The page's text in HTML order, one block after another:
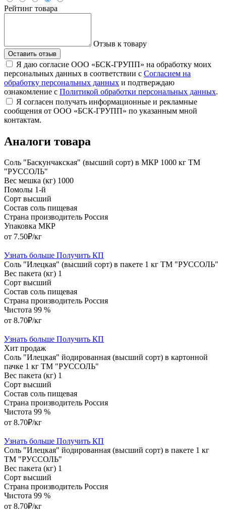
Рейтинг товара
Отзыв к товару
Оставить отзыв
Я даю согласие ООО «БСК-ГРУПП» на обработку моих
персональных данных в соответствии с Согласием на
обработку персональных данных и подтверждаю
ознакомление с Политикой обработки персональных данных.
Я согласен получать информационные и рекламные
сообщения от ООО «БСК-ГРУПП» по указанным мной
контактам.
Аналоги товара
Соль "Баскунчакская" (высший сорт) в МКР 1000 кг ТМ
"РУССОЛЬ"
Вес мешка (кг) 1000
Помолы 1-й
Сорт высший
Состав соль пищевая
Страна производитель Россия
Упаковка МКР
от 7.50₽/кг
Узнать больше Получить КП
Соль "Илецкая" (высший сорт) в пакете 1 кг ТМ "РУССОЛЬ"
Вес пакета (кг) 1
Сорт высший
Состав соль пищевая
Страна производитель Россия
Чистота 99 %
от 8.70₽/кг
Узнать больше Получить КП
Хит продаж
Соль "Илецкая" йодированная (высший сорт) в картонной
пачке 1 кг ТМ "РУССОЛЬ"
Вес пакета (кг) 1
Сорт высший
Состав соль пищевая
Страна производитель Россия
Чистота 99 %
от 8.70₽/кг
Узнать больше Получить КП
Соль "Илецкая" йодированная (высший сорт) в пакете 1 кг
ТМ "РУССОЛЬ"
Вес пакета (кг) 1
Сорт высший
Страна производитель Россия
Чистота 99 %
от 8.70₽/кг